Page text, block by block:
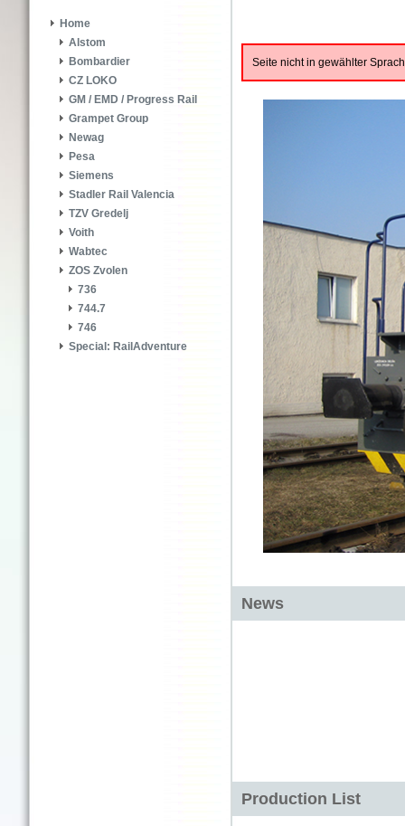
Home
Alstom
Bombardier
CZ LOKO
GM / EMD / Progress Rail
Grampet Group
Newag
Pesa
Siemens
Stadler Rail Valencia
TZV Gredelj
Voith
Wabtec
ZOS Zvolen
736
744.7
746
Special: RailAdventure
Seite nicht in gewählter
News
Production List